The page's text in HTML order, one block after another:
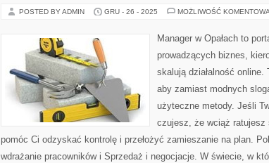
POSTED BY ADMIN GRU - 26 - 2025 MOŻLIWOŚĆ
Manager w Opałach to
prowadzących biznes,
skalują działalność online.
aby zamiast modnych
użyteczne metody. Jeśli
czujesz, że wciąż
pomóc Ci odzyskać kontrolę i przełożyć zamieszanie na plan.
wdrażanie pracowników i Sprzedaż i negocjacje. W świecie, w